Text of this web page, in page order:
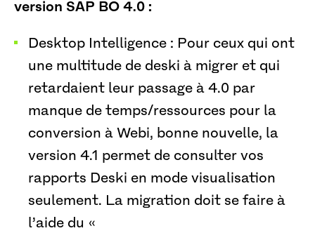
version SAP BO 4.0 :
Desktop Intelligence : Pour ceux qui ont
une multitude de deski à migrer et qui
retardaient leur passage à 4.0 par
manque de temps/ressources pour la
conversion à Webi, bonne nouvelle, la
version 4.1 permet de consulter vos
rapports Deski en mode visualisation
seulement. La migration doit se faire à
l’aide du «